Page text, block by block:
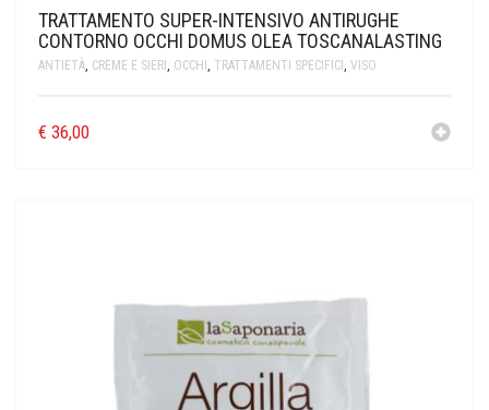
TRATTAMENTO SUPER-INTENSIVO ANTIRUGHE
CONTORNO OCCHI DOMUS OLEA TOSCANALASTING
ANTIETÀ CREME E SIERI OCCHI TRATTAMENTI SPECIFICI VISO
€ 36,00